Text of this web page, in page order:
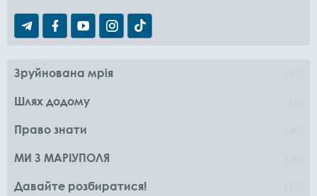
Зруйнована мрія
Шлях додому
Право знати
МИ З МАРІУПОЛЯ
Давайте розбиратися!